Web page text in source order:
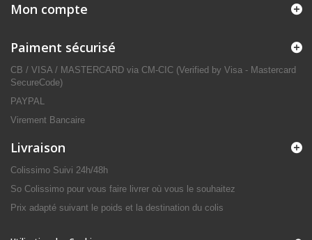
Mon compte
Paiment sécurisé
CB / VISA / MASTERCARD via CM-CIC (Verified by Visa - Mastercard
SecureCode)
PAYPAL
Virement Bancaire
Livraison
Colissimo Suivi 24h/48h
So Colissimo pour vous faire livrer où vous le souhaitez
Prix adapté suivant le poids et la destination du colis